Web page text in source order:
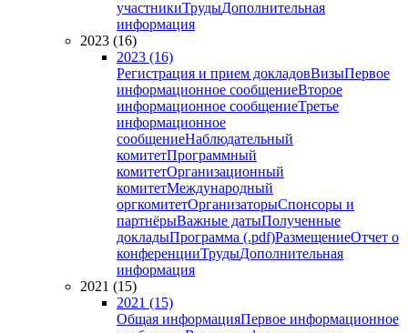
участникиТрудыДополнительная
информация
2023 (16)
2023 (16)
Регистрация и прием докладовВизыПервое
информационное сообщениеВторое
информационное сообщениеТретье
информационное
сообщениеНаблюдательный
комитетПрограммный
комитетОрганизационный
комитетМеждународный
оргкомитетОрганизаторыСпонсоры и
партнёрыВажные датыПолученные
докладыПрограмма (.pdf)РазмещениеОтчет о
конференцииТрудыДополнительная
информация
2021 (15)
2021 (15)
Общая информацияПервое информационное